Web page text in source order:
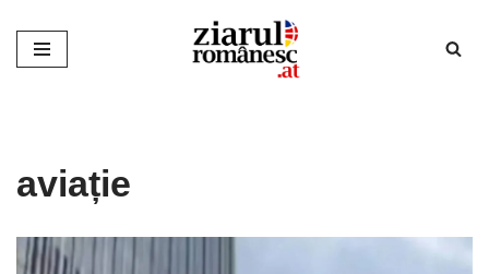
Sari
aviație